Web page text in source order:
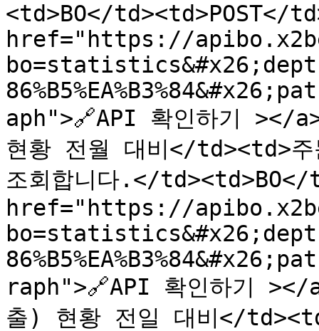
<td>BO</td><td>POST</
href="https://
aph">🔗API 확인하기
현황 전월 대비</td><td>
조회합니다.</
href="https://
raph">🔗API 확인하기
출) 현황 전일 대비</